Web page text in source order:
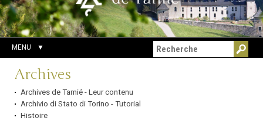
MENU
Navigation
Archives
Archives de Tamié - Leur contenu
Archivio di Stato di Torino - Tutorial
Histoire